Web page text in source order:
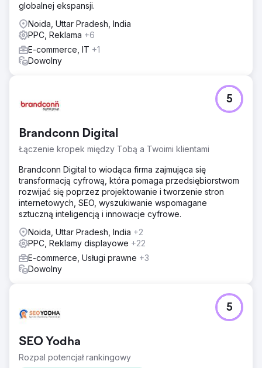
globalnej ekspansji.
Noida, Uttar Pradesh, India
PPC, Reklama +6
E-commerce, IT +1
Dowolny
Brandconn Digital
Łączenie kropek między Tobą a Twoimi klientami
5
Brandconn Digital to wiodąca firma zajmująca się
transformacją cyfrową, która pomaga przedsiębiorstwom
rozwijać się poprzez projektowanie i tworzenie stron
internetowych, SEO, wyszukiwanie wspomagane
sztuczną inteligencją i innowacje cyfrowe.
Noida, Uttar Pradesh, India +2
PPC, Reklamy displayowe +22
E-commerce, Usługi prawne +3
Dowolny
SEO Yodha
Rozpal potencjał rankingowy
5